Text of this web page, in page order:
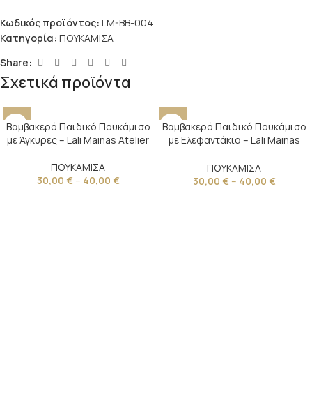
Κωδικός προϊόντος: LM-BB-004
Κατηγορία: ΠΟΥΚΑΜΙΣΑ
Share:
Σχετικά προϊόντα
Βαμβακερό Παιδικό Πουκάμισο
με Άγκυρες – Lali Mainas Atelier
ΠΟΥΚΑΜΙΣΑ
30,00 € – 40,00 €
Βαμβακερό Παιδικό Πουκάμισο
με Ελεφαντάκια – Lali Mainas
ΠΟΥΚΑΜΙΣΑ
30,00 € – 40,00 €